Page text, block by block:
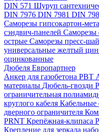
DIN 571 Шуруп
DIN 7976 DIN 7981 DIN
Саморезы гипсокартон-
сэндвич-панелей Саморезы
острые Саморезы пресс-
универсальные желтый
оцинкованные
Дюбеля Европартнер
Анкер для газобетона PBT
материалы Дюбель-гвозди
ограничительная
круглого кабеля Кабельные
дверного ограничителя
PRNT Крепёжная-клипаса
Крепление для зеркала